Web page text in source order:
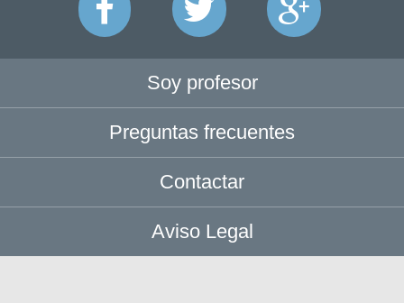
Soy profesor
Preguntas frecuentes
Contactar
Aviso Legal